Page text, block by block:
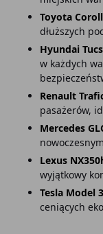
Toyota
dłuższych
Hyundai
w każdych
Renault
pasażerów,
Mercedes
Lexus
wyjątkowy
Tesla Model 3
ceniących